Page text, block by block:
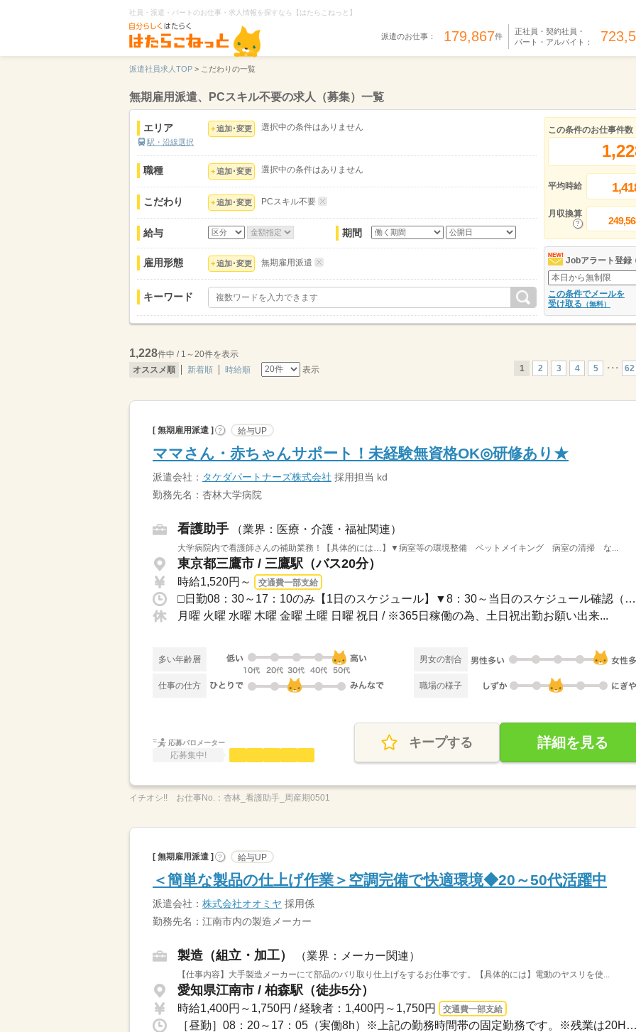
社員・派遣・パートのお仕事・求人情報を探すなら【はたらこねっと】
派遣のお仕事： 179,867件
正社員・契約社員・
パート・アルバイト：
派遣社員求人TOP > こだわりの一覧
無期雇用派遣、PCスキル不要の求人（募集）一覧
エリア
駅・沿線選択
追加･変更 選択中の条件はありません
職種 追加･変更 選択中の条件はありません
こだわり 追加･変更 PCスキル不要
給与 期間
雇用形態 追加･変更 無期雇用派遣
キーワード
この条件のお仕事件数
平均時給
月収換算
Jobアラート登録
この条件でメールを
受け取る （無料）
1,228件中 / 1～20件を表示
オススメ順
新着順 時給順 表示 1 2 3 4 5 ･･･ 62
[ 無期雇用派遣 ] ? 給与UP
ママさん・赤ちゃんサポート！未経験無資格OK◎研修あり★
派遣会社： タケダパートナーズ株式会社 採用担当 kd
勤務先名：杏林大学病院
看護助手 （業界：医療・介護・福祉関連）
大学病院内で看護師さんの補助業務！【具体的には…】▼病室等の環境整備 ベットメイキング 病室の清掃 な...
東京都三鷹市 / 三鷹駅（バス20分）
時給1,520円～ 交通費一部支給
□日勤08：30～17：10のみ【1日のスケジュール】▼8：30～当日のスケジュール確認（退院...
月曜 火曜 水曜 木曜 金曜 土曜 日曜 祝日 / ※365日稼働の為、土日祝出勤お願い出来...
多い年齢層 男女の割合
仕事の仕方 職場の様子
応募バロメーター
応募集中!
キープする 詳細を見る
イチオシ!! お仕事No.： 杏林_看護助手_周産期0501
[ 無期雇用派遣 ] ? 給与UP
＜簡単な製品の仕上げ作業＞空調完備で快適環境◆20～50代活躍中
派遣会社： 株式会社オオミヤ 採用係
勤務先名：江南市内の製造メーカー
製造（組立・加工） （業界：メーカー関連）
【仕事内容】大手製造メーカーにて部品のバリ取り仕上げをするお仕事です。【具体的には】電動のヤスリを使...
愛知県江南市 / 柏森駅（徒歩5分）
時給1,400円～1,750円 / 経験者：1,400円～1,750円 交通費一部支給
［昼勤］08：20～17：05（実働8h）※上記の勤務時間帯の固定